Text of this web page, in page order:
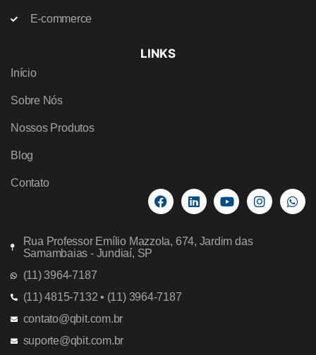
E-commerce
LINKS
Início
Sobre Nós
Nossos Produtos
Blog
Contato
Rua Professor Emílio Mazzola, 674, Jardim das
Samambaias - Jundiaí, SP
(11) 3964-7187
(11) 4815-7132 • (11) 3964-7187
contato@qbit.com.br
suporte@qbit.com.br